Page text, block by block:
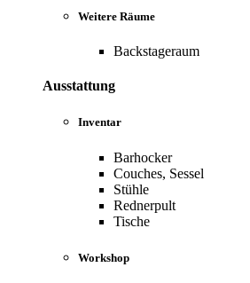
Weitere Räume
Backstageraum
Ausstattung
Inventar
Barhocker
Couches, Sessel
Stühle
Rednerpult
Tische
Workshop